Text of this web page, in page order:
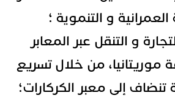
و التنموية ؛
و التنقل عبر المعابر
موريتانيا، من خلال تسريع
إلى معبر الكركارات؛